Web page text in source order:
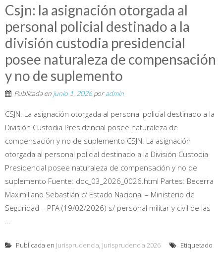
Csjn: la asignación otorgada al
personal policial destinado a la
división custodia presidencial
posee naturaleza de compensación
y no de suplemento
Publicada en junio 1, 2026poradmin
CSJN: La asignación otorgada al personal policial destinado a la
División Custodia Presidencial posee naturaleza de
compensación y no de suplemento CSJN: La asignación
otorgada al personal policial destinado a la División Custodia
Presidencial posee naturaleza de compensación y no de
suplemento Fuente: doc_03_2026_0026.html Partes: Becerra
Maximiliano Sebastián c/ Estado Nacional – Ministerio de
Seguridad – PFA (19/02/2026) s/ personal militar y civil de las
Publicada en Jurisprudencia, Jurisprudencia 2026
Etiquetado